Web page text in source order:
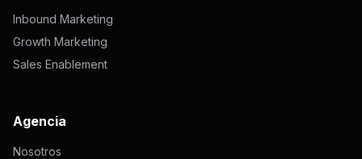
Inbound Marketing
Growth Marketing
Sales Enablement
Agencia
Nosotros